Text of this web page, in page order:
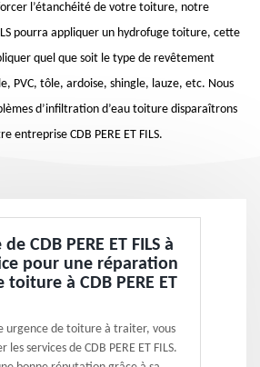
l’étanchéité de votre toiture, notre
pourra appliquer un hydrofuge toiture, cette
quel que soit le type de revêtement
PVC, tôle, ardoise, shingle, lauze, etc. Nous
d’infiltration d’eau toiture disparaîtrons
entreprise CDB PERE ET FILS.
CDB PERE ET FILS à
pour une réparation
à CDB PERE ET
urgence de toiture à traiter, vous
services de CDB PERE ET FILS.